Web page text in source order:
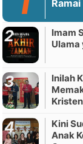
Imam
Inilah
Kini
Anak